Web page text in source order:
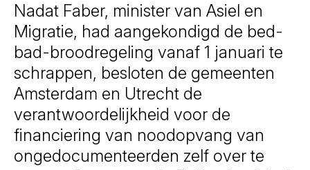
Nadat Faber, minister van Asiel en
Migratie, had aangekondigd de bed-
bad-broodregeling vanaf 1 januari te
schrappen, besloten de gemeenten
Amsterdam en Utrecht de
verantwoordelijkheid voor de
financiering van noodopvang van
ongedocumenteerden zelf over te